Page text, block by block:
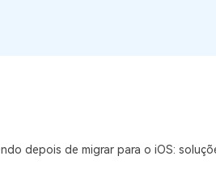
depois de migrar para o iOS: